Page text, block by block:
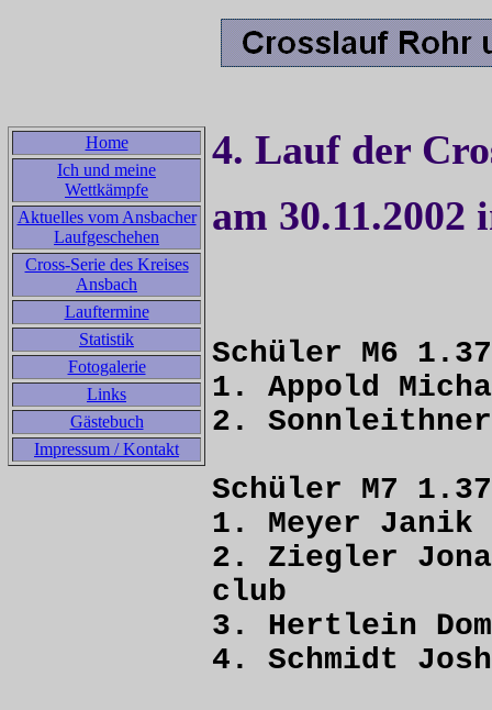
Home
Ich und meine
Wettkämpfe
Aktuelles vom Ansbacher
Laufgeschehen
Cross-Serie des Kreises
Ansbach
Lauftermine
Statistik
Fotogalerie
Links
Gästebuch
Impressum / Kontakt
4. Lauf der
am 30.11.2002
Schüler M6
1. Appold
2.
Schüler M7
1. Meyer
2. Ziegler
club
3. Hertlein
4. Schmidt